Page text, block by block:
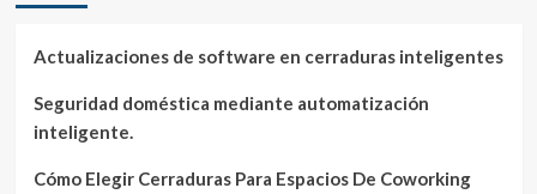
Actualizaciones de software en cerraduras inteligentes
Seguridad doméstica mediante automatización
inteligente.
Cómo Elegir Cerraduras Para Espacios De Coworking